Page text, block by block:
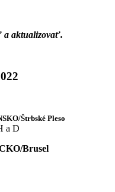
a aktualizovať.
Štrbské Pleso
a D
Brusel